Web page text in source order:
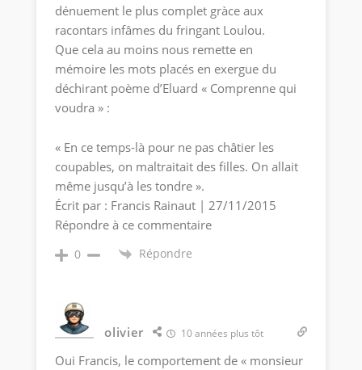
dénuement le plus complet gràce aux
racontars infâmes du fringant Loulou.
Que cela au moins nous remette en
mémoire les mots placés en exergue du
déchirant poème d’Eluard « Comprenne qui
voudra » :
« En ce temps-là pour ne pas châtier les
coupables, on maltraitait des filles. On allait
même jusqu’à les tondre ».
Écrit par : Francis Rainaut | 27/11/2015
Répondre à ce commentaire
0 Répondre
olivier 10 années plus tôt
Oui Francis, le comportement de « monsieur